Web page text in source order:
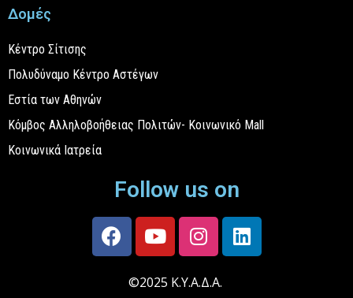
Δομές
Κέντρο Σίτισης
Πολυδύναμο Κέντρο Αστέγων
Εστία των Αθηνών
Κόμβος Αλληλοβοήθειας Πολιτών- Κοινωνικό Mall
Κοινωνικά Ιατρεία
Follow us on
©2025 Κ.Υ.Α.Δ.Α.